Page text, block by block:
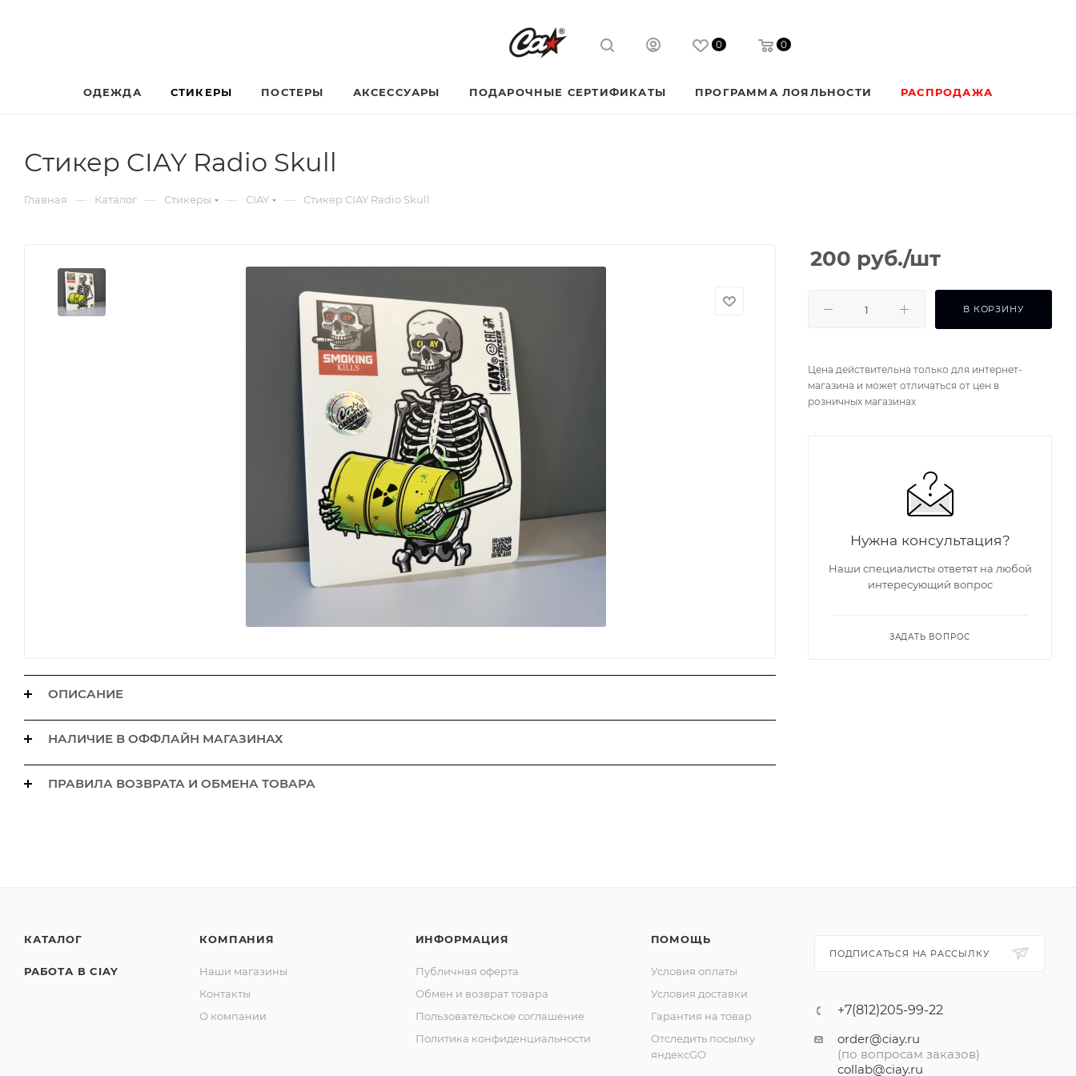
0 0
ПРОГРАММА ЛОЯЛЬНОСТИ РАСПРОДАЖА
ОДЕЖДА СТИКЕРЫ ПОСТЕРЫ АКСЕССУАРЫ ПОДАРОЧНЫЕ СЕРТИФИКАТЫ
Стикер CIAY Radio Skull
Главная — Каталог — Стикеры — CIAY — Стикер CIAY Radio Skull
ОПИСАНИЕ
НАЛИЧИЕ В ОФФЛАЙН МАГАЗИНАХ
ПРАВИЛА ВОЗВРАТА И ОБМЕНА ТОВАРА
200 руб./шт
В КОРЗИНУ
Цена действительна только для интернет-
магазина и может отличаться от цен в
розничных магазинах
Нужна консультация?
Наши специалисты ответят на любой
интересующий вопрос
ЗАДАТЬ ВОПРОС
КАТАЛОГ
РАБОТА В CIAY
КОМПАНИЯ
Наши магазины
Контакты
О компании
ИНФОРМАЦИЯ
Публичная оферта
Обмен и возврат товара
Пользовательское соглашение
Политика конфиденциальности
ПОМОЩЬ
Условия оплаты
Условия доставки
Гарантия на товар
Отследить посылку
яндексGO
ПОДПИСАТЬСЯ НА РАССЫЛКУ
+7(812)205-99-22
order@ciay.ru
(по вопросам заказов)
collab@ciay.ru